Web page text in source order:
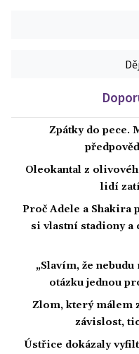
Zpátky do pece.
Oleokantal z
lidí
Proč Adele a Shakira
si vlastní stadiony a
„Slavím, že
otázku jednou
Zlom, který málem
závislost,
Ústřice dokázaly